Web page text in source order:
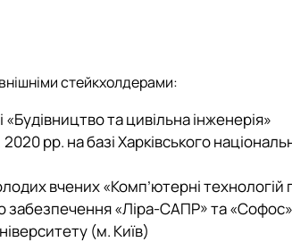
будівельстейкхолдерами:
«Будівництво та цивільна інженерія»
рр. на базі Харківського
вчених «Комп’ютерні
«Ліра-САПР» та
(м. Київ)